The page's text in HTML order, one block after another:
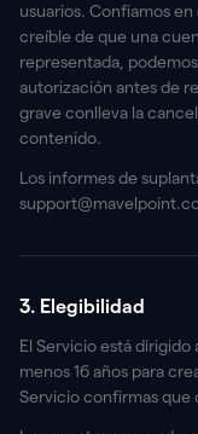
usuarios. Confiamos
creíble de que una
representada,
autorización antes de
grave conlleva la
contenido.
Los informes de
3. Elegibilidad
El Servicio está dirigido
menos 16 años para
Servicio confirmas que